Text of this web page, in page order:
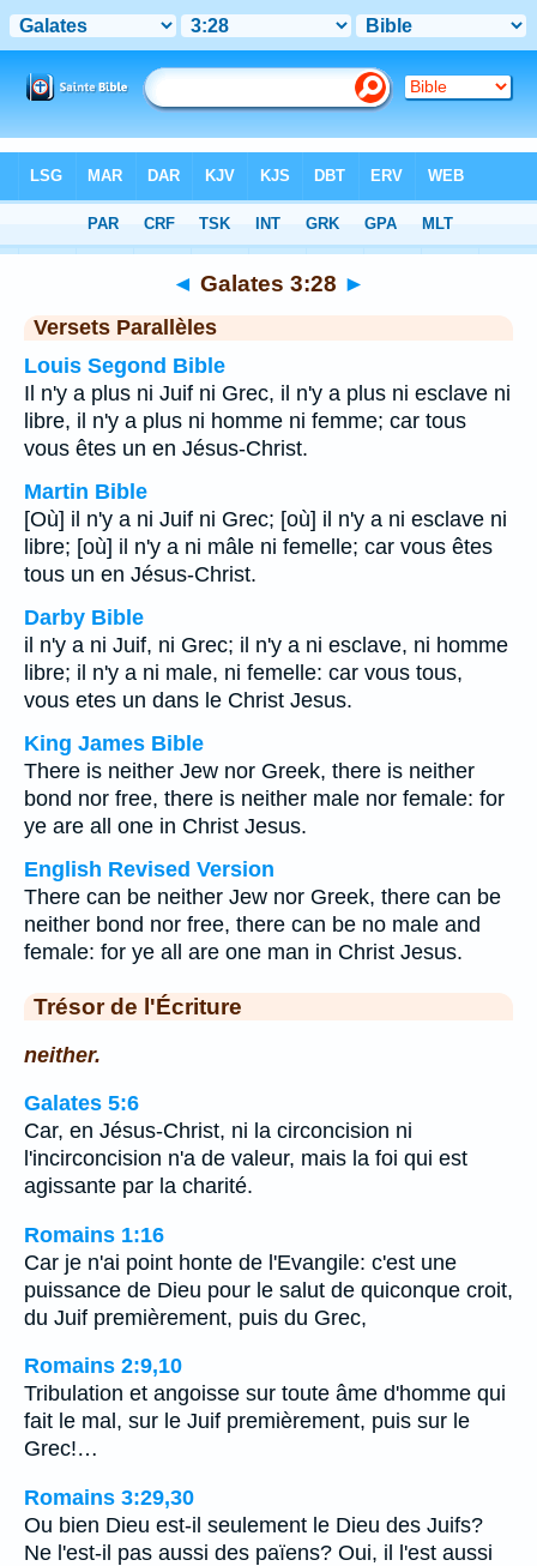
Chapitre 3> Verset 28
◄ Galates 3:28 ►
Versets Parallèles
Louis Segond Bible
Il n'y a plus ni Juif ni Grec, il n'y a plus ni esclave ni
libre, il n'y a plus ni homme ni femme; car tous
vous êtes un en Jésus-Christ.
Martin Bible
[Où] il n'y a ni Juif ni Grec; [où] il n'y a ni esclave ni
libre; [où] il n'y a ni mâle ni femelle; car vous êtes
tous un en Jésus-Christ.
Darby Bible
il n'y a ni Juif, ni Grec; il n'y a ni esclave, ni homme
libre; il n'y a ni male, ni femelle: car vous tous,
vous etes un dans le Christ Jesus.
King James Bible
There is neither Jew nor Greek, there is neither
bond nor free, there is neither male nor female: for
ye are all one in Christ Jesus.
English Revised Version
There can be neither Jew nor Greek, there can be
neither bond nor free, there can be no male and
female: for ye all are one man in Christ Jesus.
Trésor de l'Écriture
neither.
Galates 5:6
Car, en Jésus-Christ, ni la circoncision ni
l'incirconcision n'a de valeur, mais la foi qui est
agissante par la charité.
Romains 1:16
Car je n'ai point honte de l'Evangile: c'est une
puissance de Dieu pour le salut de quiconque croit,
du Juif premièrement, puis du Grec,
Romains 2:9,10
Tribulation et angoisse sur toute âme d'homme qui
fait le mal, sur le Juif premièrement, puis sur le
Grec!…
Romains 3:29,30
Ou bien Dieu est-il seulement le Dieu des Juifs?
Ne l'est-il pas aussi des païens? Oui, il l'est aussi